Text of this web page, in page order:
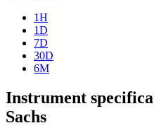
1H
1D
7D
30D
6M
Instrument
Sachs